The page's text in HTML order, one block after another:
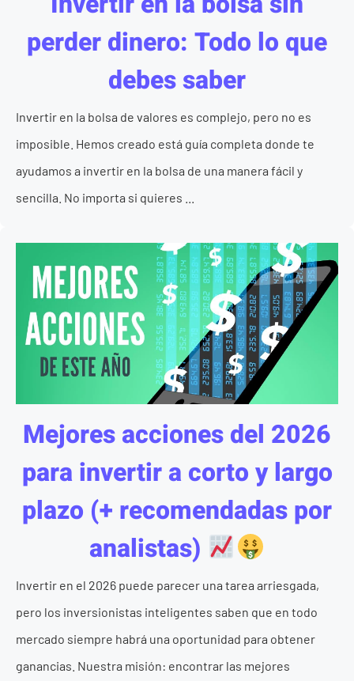
perder dinero: Todo lo que
debes saber
Invertir en la bolsa de valores es complejo, pero no es
imposible. Hemos creado está guía completa donde te
ayudamos a invertir en la bolsa de una manera fácil y
sencilla. No importa si quieres ...
Mejores acciones del 2026
para invertir a corto y largo
plazo (+ recomendadas por
analistas)
Invertir en el 2026 puede parecer una tarea arriesgada,
pero los inversionistas inteligentes saben que en todo
mercado siempre habrá una oportunidad para obtener
ganancias. Nuestra misión: encontrar las mejores